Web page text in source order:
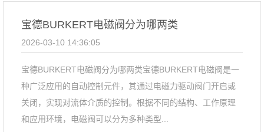
宝德BURKERT电磁阀分为哪两类
2026-03-10 14:36:05
宝德BURKERT电磁阀分为哪两类宝德BURKERT电磁阀是一
种广泛应用的自动控制元件，其通过电磁力驱动阀门开启或
关闭，实现对流体介质的控制。根据不同的结构、工作原理
和应用环境，电磁阀可以分为多种类型...